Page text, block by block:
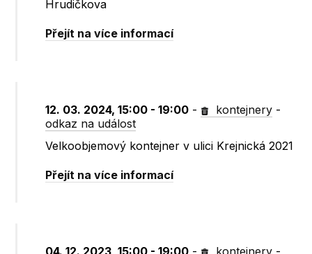
Hrudičkova
Přejít na více informací
12. 03. 2024, 15:00 - 19:00 - kontejnery -
odkaz na událost
Velkoobjemový kontejner v ulici Krejnická 2021
Přejít na více informací
04. 12. 2023, 15:00 - 19:00 - kontejnery -